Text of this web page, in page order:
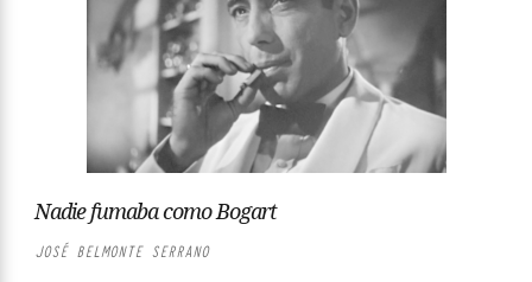
Nadie fumaba como Bogart
JOSÉ BELMONTE SERRANO